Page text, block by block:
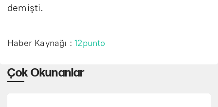
demişti.
Haber Kaynağı :12punto
Çok Okunanlar